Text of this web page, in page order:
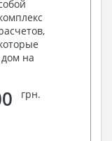
на
грн.